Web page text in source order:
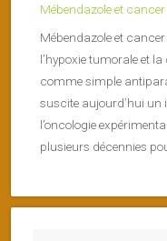
Mébendazole et
Mébendazole et
l’hypoxie tumorale et
comme simple
suscite aujourd’hui un
l’oncologie
plusieurs décennies